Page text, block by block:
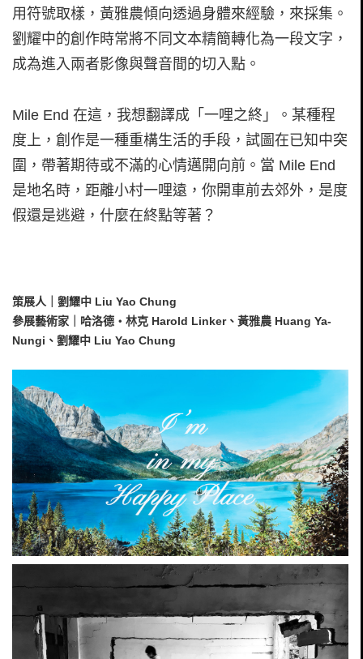
用符號取樣，黃雅農傾向透過身體來經驗，來採集。
劉耀中的創作時常將不同文本精簡轉化為一段文字，
成為進入兩者影像與聲音間的切入點。
Mile End 在這，我想翻譯成「一哩之終」。某種程
度上，創作是一種重構生活的手段，試圖在已知中突
圍，帶著期待或不滿的心情邁開向前。當 Mile End
是地名時，距離小村一哩遠，你開車前去郊外，是度
假還是逃避，什麼在終點等著？
策展人｜劉耀中 Liu Yao Chung
參展藝術家｜哈洛德‧林克 Harold Linker、黃雅農 Huang Ya-
Nungi、劉耀中 Liu Yao Chung